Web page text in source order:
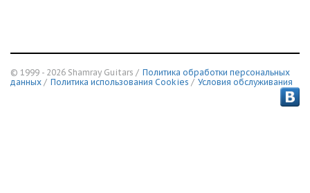
© 1999 - 2026 Shamray Guitars / Политика обработки персональных
данных / Политика использования Сookies / Условия обслуживания